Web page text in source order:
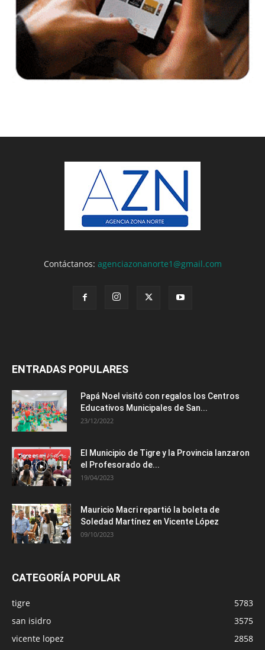
Contáctanos: agenciazonanorte1@gmail.com
ENTRADAS POPULARES
Papá Noel visitó con regalos los Centros
Educativos Municipales de San...
23/12/2022
El Municipio de Tigre y la Provincia lanzaron
el Profesorado de...
19/04/2023
Mauricio Macri repartió la boleta de
Soledad Martínez en Vicente López
09/10/2023
CATEGORÍA POPULAR
tigre
5783
san isidro
3575
vicente lopez
2858